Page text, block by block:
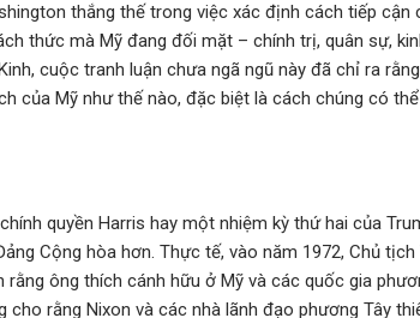
thắng thế trong việc xác định cách tiếp cận
thức mà Mỹ đang đối mặt – chính trị, quân sự,
cuộc tranh luận chưa ngã ngũ này đã chỉ ra
của Mỹ như thế nào, đặc biệt là cách chúng có
quyền Harris hay một nhiệm kỳ thứ hai của
Cộng hòa hơn. Thực tế, vào năm 1972, Chủ tịch
ông thích cánh hữu ở Mỹ và các quốc gia
rằng Nixon và các nhà lãnh đạo phương Tây